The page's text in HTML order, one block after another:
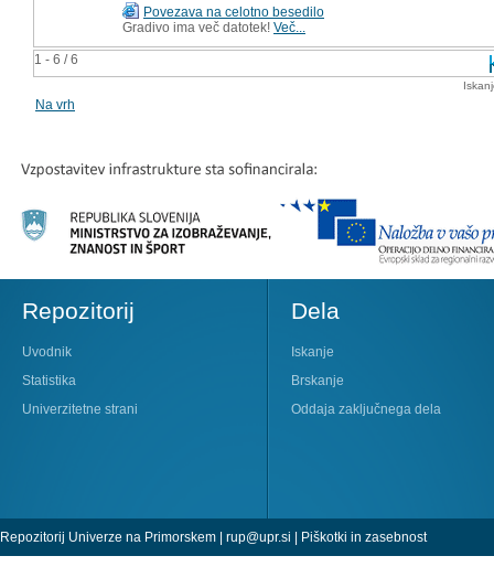
1 - 6 / 6
Povezava na celotno besedilo
Gradivo ima več datotek! Več...
Na vrh
Repozitorij
Uvodnik
Statistika
Univerzitetne strani
Dela
Iskanje
Brskanje
Oddaja zaključnega dela
Repozitorij Univerze na Primorskem | rup@upr.si | Piškotki in zasebnost